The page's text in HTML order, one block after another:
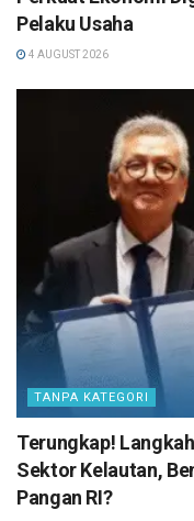
Pelaku Usaha
4 AUGUST 2026
TANPA KATEGORI
Terungkap!
Sektor Kelautan,
Pangan RI?